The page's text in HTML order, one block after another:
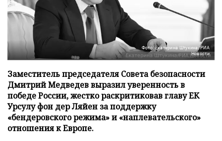
Фото: Екатерина Штукина/РИА
Новости
Заместитель председателя Совета безопасности
Дмитрий Медведев выразил уверенность в
победе России, жестко раскритиковав главу ЕК
Урсулу фон дер Ляйен за поддержку
«бендеровского режима» и «наплевательского»
отношения к Европе.